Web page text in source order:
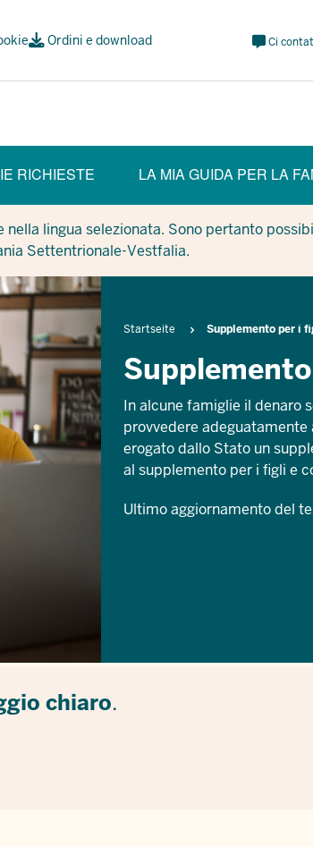
Ordini e download
Meta
Social
Ci
RICHIESTE LA MIA GUIDA PER LA
lingua selezionata. Sono pertanto
Settentrionale-Vestfalia.
Breadcrumb
Startseite Supplemento per i
In alcune famiglie il denaro
provvedere adeguatamente
erogato dallo Stato un
al supplemento per i figli e
Ultimo aggiornamento del
chiaro.